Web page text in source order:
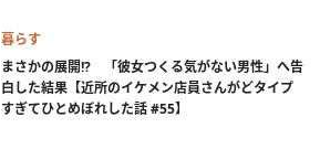
暮らす
まさかの展開!? 「彼女つくる気がない男性」へ告
白した結果【近所のイケメン店員さんがどタイプ
すぎてひとめぼれした話 #55】